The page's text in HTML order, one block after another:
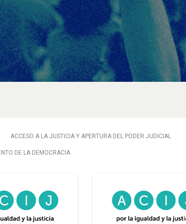
ACCESO A LA JUSTICIA Y APERTURA DEL PODER JUDICIAL
DE LA DEMOCRACIA